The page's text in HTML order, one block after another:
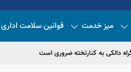
میز خدمت قوانین سلامت اداری
دالکی به کنارتخته ضروری است